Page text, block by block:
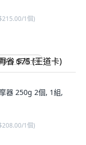
1個)
$75 (王道卡)
器 250g 2個, 1組,
1個)